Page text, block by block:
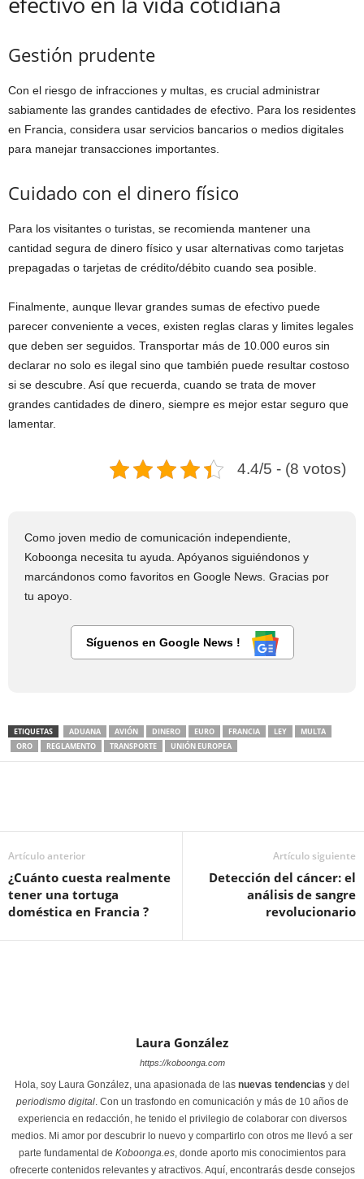
Gestión prudente
Con el riesgo de infracciones y multas, es crucial administrar
sabiamente las grandes cantidades de efectivo. Para los residentes
en Francia, considera usar servicios bancarios o medios digitales
para manejar transacciones importantes.
Cuidado con el dinero físico
Para los visitantes o turistas, se recomienda mantener una
cantidad segura de dinero físico y usar alternativas como tarjetas
prepagadas o tarjetas de crédito/débito cuando sea posible.
Finalmente, aunque llevar grandes sumas de efectivo puede
parecer conveniente a veces, existen reglas claras y limites legales
que deben ser seguidos. Transportar más de 10.000 euros sin
declarar no solo es ilegal sino que también puede resultar costoso
si se descubre. Así que recuerda, cuando se trata de mover
grandes cantidades de dinero, siempre es mejor estar seguro que
lamentar.
4.4/5 - (8 votos)
Como joven medio de comunicación independiente,
Koboonga necesita tu ayuda. Apóyanos siguiéndonos y
marcándonos como favoritos en Google News. Gracias por
tu apoyo.
Síguenos en Google News !
ETIQUETAS ADUANA AVIÓN DINERO EURO FRANCIA LEY
MULTA
ORO
REGLAMENTO TRANSPORTE UNIÓN EUROPEA
Artículo anterior
¿Cuánto cuesta realmente
tener una tortuga
doméstica en Francia ?
Artículo siguiente
Detección del cáncer: el
análisis de sangre
revolucionario
Laura González
https://koboonga.com
Hola, soy Laura González, una apasionada de las nuevas tendencias y del
periodismo digital. Con un trasfondo en comunicación y más de 10 años de
experiencia en redacción, he tenido el privilegio de colaborar con diversos
medios. Mi amor por descubrir lo nuevo y compartirlo con otros me llevó a ser
parte fundamental de Koboonga.es, donde aporto mis conocimientos para
ofrecerte contenidos relevantes y atractivos. Aquí, encontrarás desde consejos